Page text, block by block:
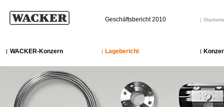
Geschäftsbericht 2010
WACKER-Konzern Lagebericht